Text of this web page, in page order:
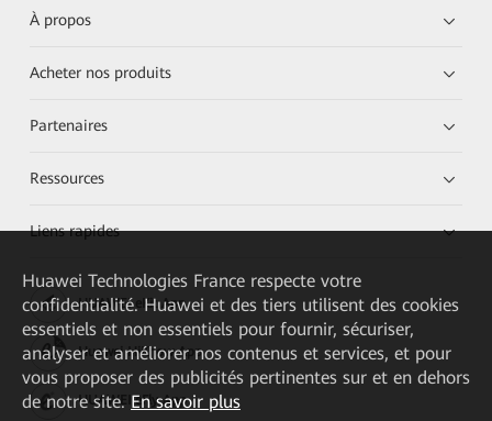
À propos
Acheter nos produits
Partenaires
Ressources
Liens rapides
HUAWEI eKit App
Huawei HiKnow App
HUAWEI eFly App
Huawei Technologies France respecte votre
confidentialité. Huawei et des tiers utilisent des cookies
essentiels et non essentiels pour fournir, sécuriser,
analyser et améliorer nos contenus et services, et pour
vous proposer des publicités pertinentes sur et en dehors
de notre site. En savoir plus